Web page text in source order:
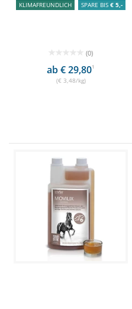
KLIMAFREUNDLICH SPARE BIS € 5,-
(0)
ab € 29,801
(€ 3,48/kg)